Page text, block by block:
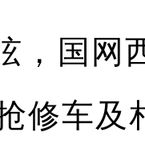
，国网
修车